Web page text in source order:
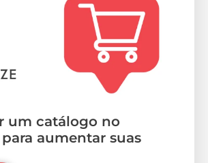
um catálogo no
aumentar suas